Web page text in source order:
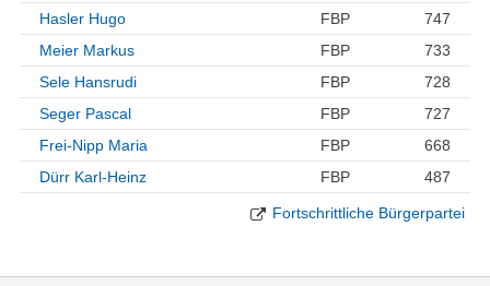
Hasler Hugo
FBP
747
Meier Markus
FBP
733
Sele Hansrudi
FBP
728
Seger Pascal
FBP
727
Frei-Nipp Maria
FBP
668
Dürr Karl-Heinz
FBP 487
Fortschrittliche Bürgerpartei